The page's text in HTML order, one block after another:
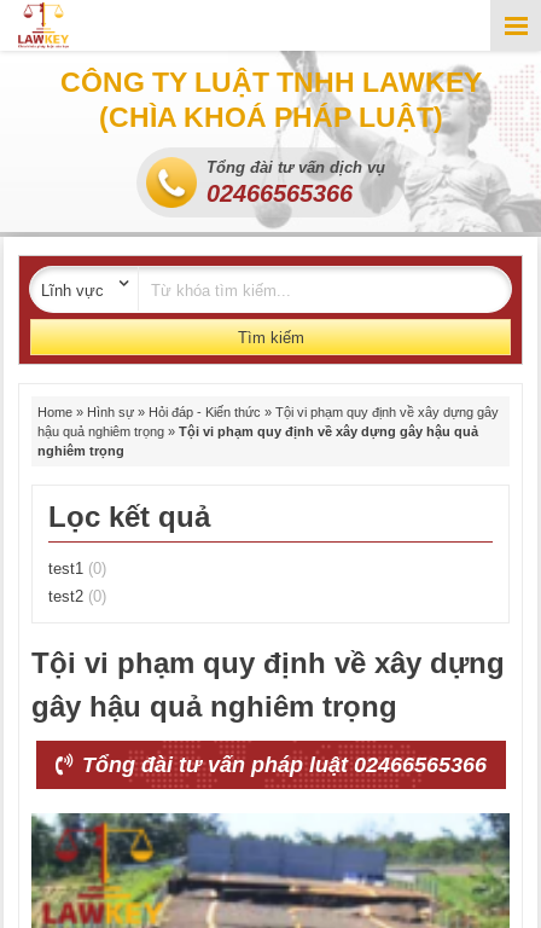
CÔNG TY LUẬT TNHH LAWKEY
(CHÌA KHOÁ PHÁP LUẬT)
Tổng đài tư vấn dịch vụ
02466565366
Tìm kiếm
Home » Hình sự » Hỏi đáp - Kiến thức » Tội vi phạm quy định về xây dựng gây
hậu quả nghiêm trọng » Tội vi phạm quy định về xây dựng gây hậu quả
nghiêm trọng
Lọc kết quả
test1 (0)
test2 (0)
Tội vi phạm quy định về xây dựng
gây hậu quả nghiêm trọng
Tổng đài tư vấn pháp luật 02466565366